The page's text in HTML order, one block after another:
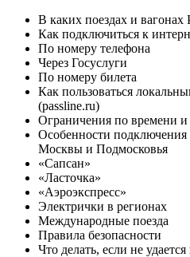
В каких поездах и
Как подключиться к
По номеру телефона
Через Госуслуги
По номеру билета
Как пользоваться
(passline.ru)
Ограничения по времени и
Особенности подключения
Москвы и Подмосковья
«Сапсан»
«Ласточка»
«Аэроэкспресс»
Электрички в регионах
Международные поезда
Правила безопасности
Что делать, если не